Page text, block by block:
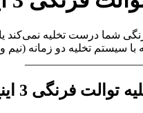
سیستم تخلیه دو زمانه
فرنگی 3 اینچ